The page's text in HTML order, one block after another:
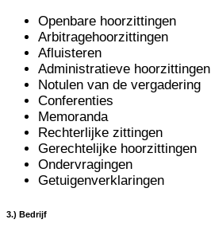
Openbare hoorzittingen
Arbitragehoorzittingen
Afluisteren
Administratieve hoorzittingen
Notulen van de vergadering
Conferenties
Memoranda
Rechterlijke zittingen
Gerechtelijke hoorzittingen
Ondervragingen
Getuigenverklaringen
3.) Bedrijf